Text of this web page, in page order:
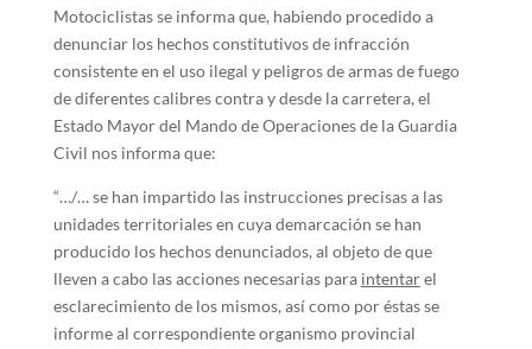
Motociclistas se informa que, habiendo procedido a
denunciar los hechos constitutivos de infracción
consistente en el uso ilegal y peligros de armas de fuego
de diferentes calibres contra y desde la carretera, el
Estado Mayor del Mando de Operaciones de la Guardia
Civil nos informa que:
“…/… se han impartido las instrucciones precisas a las
unidades territoriales en cuya demarcación se han
producido los hechos denunciados, al objeto de que
lleven a cabo las acciones necesarias para intentarel
esclarecimiento de los mismos, así como por éstas se
informe al correspondiente organismo provincial